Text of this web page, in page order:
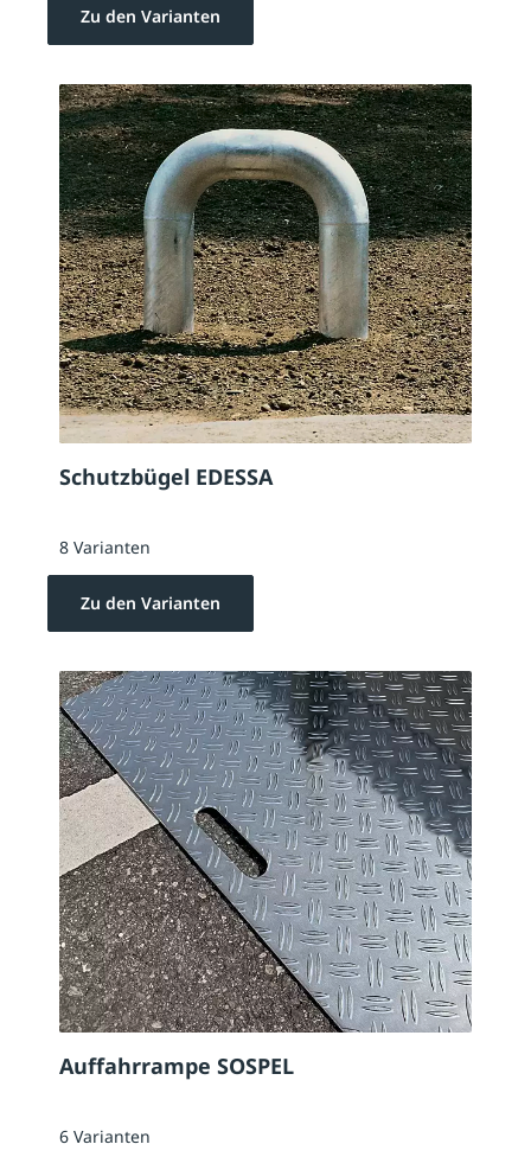
Zu den Varianten
Schutzbügel EDESSA
8 Varianten
Zu den Varianten
Auffahrrampe SOSPEL
6 Varianten